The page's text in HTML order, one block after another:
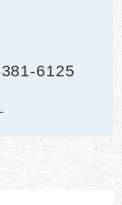
6125